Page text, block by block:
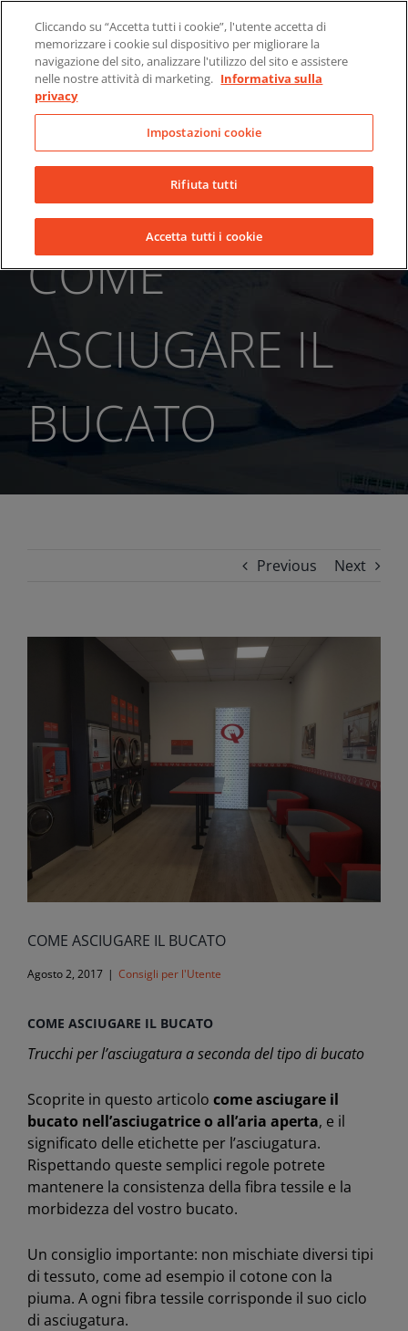
content
LinkedInYouTubeFacebook
COME
ASCIUGARE IL
BUCATO
Previous Next
COME ASCIUGARE IL BUCATO
Agosto 2, 2017 | Consigli per l'Utente
COME ASCIUGARE IL BUCATO
Trucchi per l’asciugatura a seconda del tipo di bucato
Scoprite in questo articolo come asciugare il
bucato nell’asciugatrice o all’aria aperta, e il
significato delle etichette per l’asciugatura.
Rispettando queste semplici regole potrete
mantenere la consistenza della fibra tessile e la
morbidezza del vostro bucato.
Un consiglio importante: non mischiate diversi tipi
di tessuto, come ad esempio il cotone con la
piuma. A ogni fibra tessile corrisponde il suo ciclo
di asciugatura.
Cliccando su “Accetta tutti i cookie”, l'utente accetta di
memorizzare i cookie sul dispositivo per migliorare la
navigazione del sito, analizzare l'utilizzo del sito e assistere
nelle nostre attività di marketing. Informativa sulla
privacy
Impostazioni cookie
Rifiuta tutti
Accetta tutti i cookie